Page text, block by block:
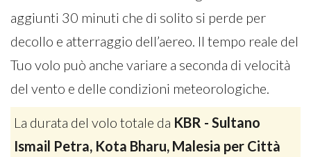
aggiunti 30 minuti che di solito si perde per
decollo e atterraggio dell’aereo. Il tempo reale del
Tuo volo può anche variare a seconda di velocità
del vento e delle condizioni meteorologiche.
La durata del volo totale da KBR - Sultano
Ismail Petra, Kota Bharu, Malesia per Città